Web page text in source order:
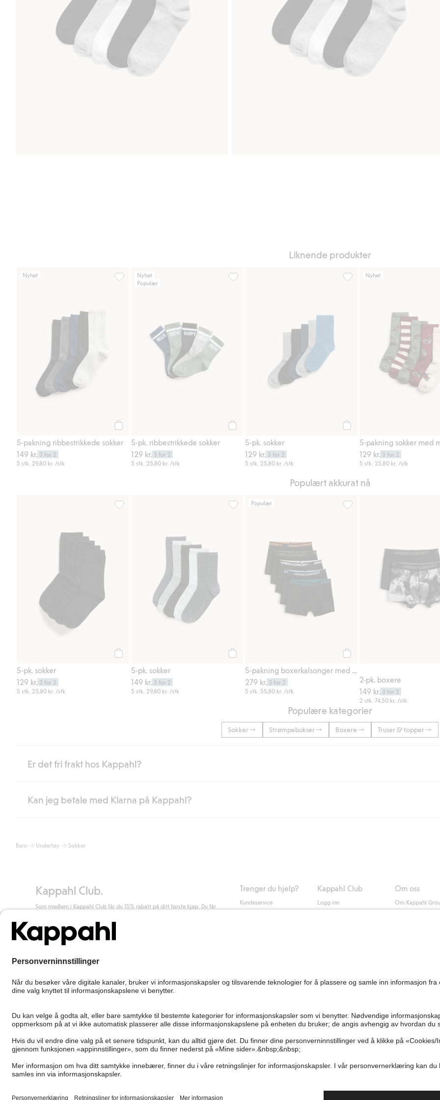
Gratis fraktalternativer Enkel betaling med
Liknende produkter
Nyhet
5-pakning ribbestrikkede sokker
149 kr. 3 for 2
5 stk. 29,80 kr. /stk
5-pakning ribbestrikkede sokker, Legg til i favoriter
Nyhet
Populær
5-pk. ribbestrikkede sokker
129 kr. 3 for 2
5 stk. 25,80 kr. /stk
5-pk. sokker
129 kr. 3 for 2
5 stk.25,80 kr. /stk
Nyhet
5-pakning sokker med
129 kr. 3 for 2
5 stk.25,80 kr. /stk
Populært akkurat nå
5-pk. sokker
129 kr. 3 for 2
5 stk. 25,80 kr. /stk
5-pk. sokker
149 kr. 3 for 2
5 stk. 29,80 kr. /stk
Populær
5-pakning boxerkalsonger med strikk
279 kr. 3 for 2
5 stk. 55,80 kr. /stk
2-pk. boxere
149 kr. 3 for 2
2 stk.74,50 kr. /stk
Populære kategorier
Sokker Strømpebukser Boxere Truser & topper
Er det fri frakt hos Kappahl?
Som medlem i Kappahl Club har du alltid gratis frakt til butikk, eller når du handler for over 500 NOK og velger levering med Bring eller
Les mer
Kan jeg betale med Klarna på Kappahl?
Ved å oppgi informasjon i kassen godkjenner du Klarnas vilkår. Når du klikker på "Fullfør kjøp" godkjenner du Kappahls generelle vilkår.
Barn Undertøy Sokker
Kappahl Club.
Som medlem i Kappahl Club får du 15% rabatt på ditt første kjøp. Du får
kr, og du samler poeng på alle dine kjøp og aktiviteter.
Bli medlem
Trenger du hjelp?
Kundeservice
gavekortet
Kappahl Club
Logg inn
Om oss
Om Kappahl
Norway Bytt sted